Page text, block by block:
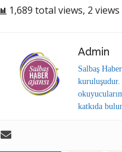
1,689 total views, 2
Admin
Salbaş
katkıda